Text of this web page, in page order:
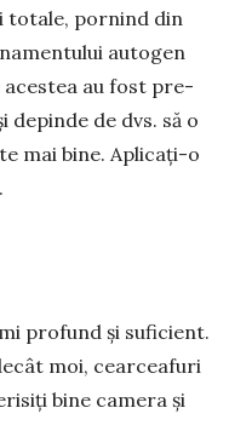
totale, por­nind din
autogen
aces­tea au fost pre­
depinde de dvs. să o
mai bine. A­plicați-o
profund și sufi­cient.
moi, cear­ceafuri
bine ca­mera și